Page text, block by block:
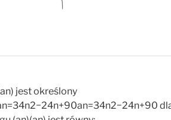
jest określony